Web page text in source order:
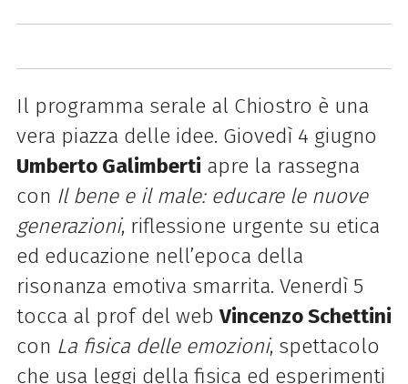
Il programma serale al Chiostro è una
vera piazza delle idee. Giovedì 4 giugno
Umberto Galimberti apre la rassegna
con Il bene e il male: educare le nuove
generazioni, riflessione urgente su etica
ed educazione nell’epoca della
risonanza emotiva smarrita. Venerdì 5
tocca al prof del webVincenzo Schettini
con La fisica delle emozioni, spettacolo
che usa leggi della fisica ed esperimenti